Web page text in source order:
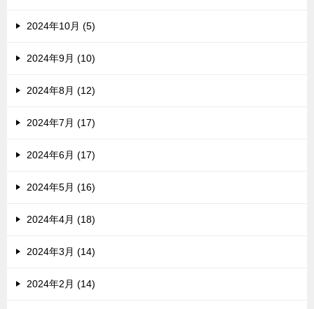
2024年10月 (5)
2024年9月 (10)
2024年8月 (12)
2024年7月 (17)
2024年6月 (17)
2024年5月 (16)
2024年4月 (18)
2024年3月 (14)
2024年2月 (14)